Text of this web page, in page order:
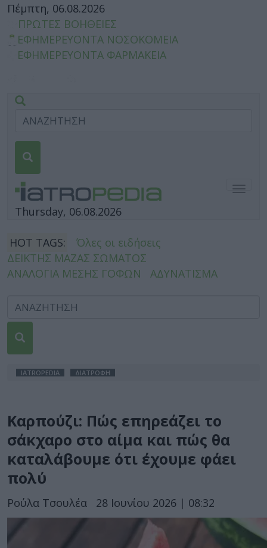
Πέμπτη, 06.08.2026
ΠΡΩΤΕΣ ΒΟΗΘΕΙΕΣ
ΕΦΗΜΕΡΕΥΟΝΤΑ ΝΟΣΟΚΟΜΕΙΑ
ΕΦΗΜΕΡΕΥΟΝΤΑ ΦΑΡΜΑΚΕΙΑ
Thursday, 06.08.2026
HOT TAGS:
Όλες οι ειδήσεις
ΔΕΙΚΤΗΣ ΜΑΖΑΣ ΣΩΜΑΤΟΣ
ΑΝΑΛΟΓΙΑ ΜΕΣΗΣ ΓΟΦΩΝ
ΑΔΥΝΑΤΙΣΜΑ
IATROPEDIA ΔΙΑΤΡΟΦΗ
Καρπούζι: Πώς επηρεάζει το
σάκχαρο στο αίμα και πώς θα
καταλάβουμε ότι έχουμε φάει
πολύ
Ρούλα Τσουλέα 28 Ιουνίου 2026 | 08:32